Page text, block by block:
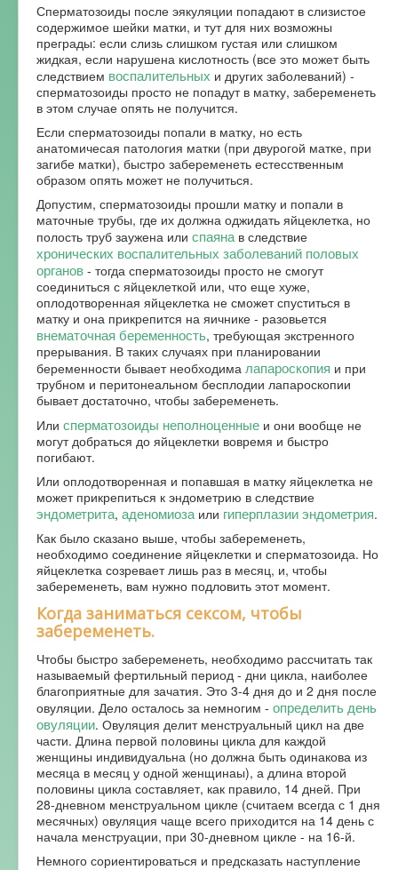
Сперматозоиды после эякуляции попадают в слизистое
содержимое шейки матки, и тут для них возможны
преграды: если слизь слишком густая или слишком
жидкая, если нарушена кислотность (все это может быть
следствием воспалительных и других заболеваний) -
сперматозоиды просто не попадут в матку, забеременеть
в этом случае опять не получится.
Если сперматозоиды попали в матку, но есть
анатомичесая патология матки (при двурогой матке, при
загибе матки), быстро забеременеть естесственным
образом опять может не получиться.
Допустим, сперматозоиды прошли матку и попали в
маточные трубы, где их должна оджидать яйцеклетка, но
полость труб заужена или спаяна в следствие
хронических воспалительных заболеваний половых
органов - тогда сперматозоиды просто не смогут
соединиться с яйцеклеткой или, что еще хуже,
оплодотворенная яйцеклетка не сможет спуститься в
матку и она прикрепится на яичнике - разовьется
внематочная беременность, требующая экстренного
прерывания. В таких случаях при планировании
беременности бывает необходима лапароскопия и при
трубном и перитонеальном бесплодии лапароскопии
бывает достаточно, чтобы забеременеть.
Или сперматозоиды неполноценные и они вообще не
могут добраться до яйцеклетки вовремя и быстро
погибают.
Или оплодотворенная и попавшая в матку яйцеклетка не
может прикрепиться к эндометрию в следствие
эндометрита, аденомиоза или гиперплазии эндометрия.
Как было сказано выше, чтобы забеременеть,
необходимо соединение яйцеклетки и сперматозоида. Но
яйцеклетка созревает лишь раз в месяц, и, чтобы
забеременеть, вам нужно подловить этот момент.
Когда заниматься сексом, чтобы
забеременеть.
Чтобы быстро забеременеть, необходимо рассчитать так
называемый фертильный период - дни цикла, наиболее
благоприятные для зачатия. Это 3-4 дня до и 2 дня после
овуляции. Дело осталось за немногим - определить день
овуляции. Овуляция делит менструальный цикл на две
части. Длина первой половины цикла для каждой
женщины индивидуальна (но должна быть одинакова из
месяца в месяц у одной женщинаы), а длина второй
половины цикла составляет, как правило, 14 дней. При
28-дневном менструальном цикле (считаем всегда с 1 дня
месячных) овуляция чаще всего приходится на 14 день с
начала менструации, при 30-дневном цикле - на 16-й.
Немного сориентироваться и предсказать наступление